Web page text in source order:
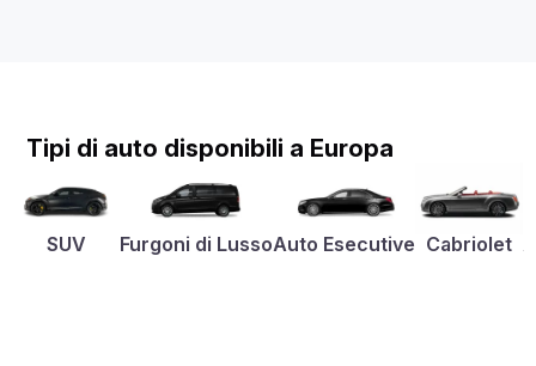
Tipi di auto disponibili a Europa
SUV Furgoni di LussoAuto Esecutive Cabriolet